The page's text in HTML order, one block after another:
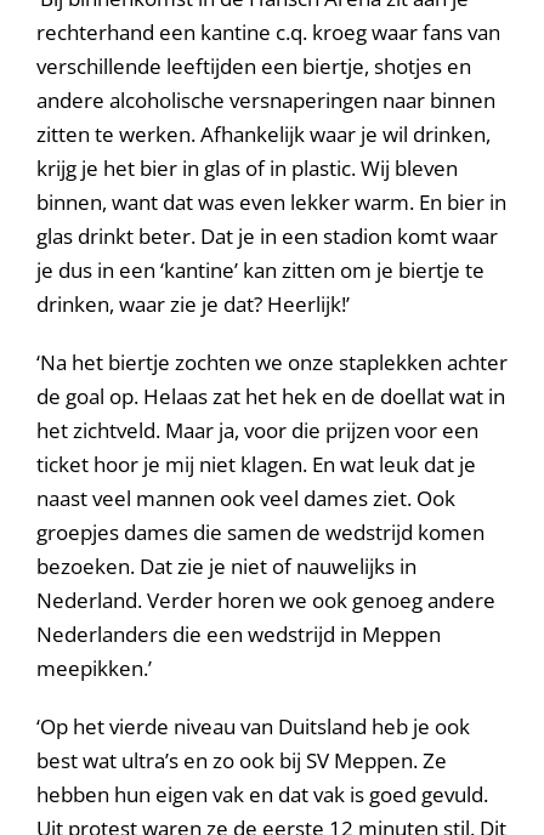
rechterhand een kantine c.q. kroeg waar fans van
verschillende leeftijden een biertje, shotjes en
andere alcoholische versnaperingen naar binnen
zitten te werken. Afhankelijk waar je wil drinken,
krijg je het bier in glas of in plastic. Wij bleven
binnen, want dat was even lekker warm. En bier in
glas drinkt beter. Dat je in een stadion komt waar
je dus in een ‘kantine’ kan zitten om je biertje te
drinken, waar zie je dat? Heerlijk!’
‘Na het biertje zochten we onze staplekken achter
de goal op. Helaas zat het hek en de doellat wat in
het zichtveld. Maar ja, voor die prijzen voor een
ticket hoor je mij niet klagen. En wat leuk dat je
naast veel mannen ook veel dames ziet. Ook
groepjes dames die samen de wedstrijd komen
bezoeken. Dat zie je niet of nauwelijks in
Nederland. Verder horen we ook genoeg andere
Nederlanders die een wedstrijd in Meppen
meepikken.’
‘Op het vierde niveau van Duitsland heb je ook
best wat ultra’s en zo ook bij SV Meppen. Ze
hebben hun eigen vak en dat vak is goed gevuld.
Uit protest waren ze de eerste 12 minuten stil. Dit